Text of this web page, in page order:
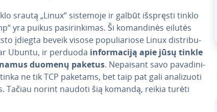
srautą „Linux“ sistemoje ir galbūt išspręsti tinklo
yra puikus pa­si­rin­ki­mas. Ši ko­man­di­nės eilutės
įdiegta beveik visose po­pu­lia­rio­se Linux dist­ri­bu­
Ubuntu, ir perduoda in­for­ma­ci­ją apie jūsų tinkle
duomenų paketus. Nepaisant savo pa­va­di­ni­
ne tik TCP paketams, bet taip pat gali ana­li­zuo­ti
Tačiau norint naudoti šią komandą, reikia turėti